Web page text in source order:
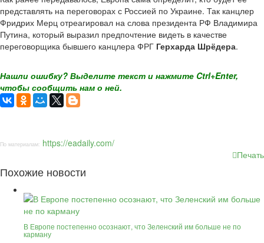
представлять на переговорах с Россией по Украине. Так канцлер
Фридрих Мерц отреагировал на слова президента РФ Владимира
Путина, который выразил предпочтение видеть в качестве
переговорщика бывшего канцлера ФРГ Герхарда Шрёдера.
Нашли ошибку? Выделите текст и нажмите Ctrl+Enter,
чтобы сообщить нам о ней.
По материалам: https://eadaily.com/
Печать
Похожие новости
В Европе постепенно осознают, что Зеленский им больше не по
карману